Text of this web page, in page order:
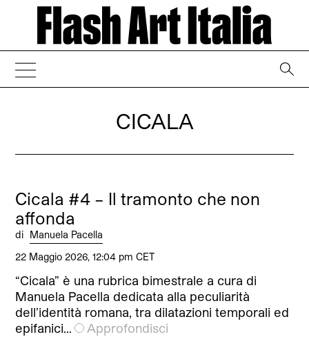
CICALA
Cicala #4 – Il tramonto che non
affonda
di Manuela Pacella
22 Maggio 2026, 12:04 pm CET
“Cicala” è una rubrica bimestrale a cura di
Manuela Pacella dedicata alla peculiarità
dell’identità romana, tra dilatazioni temporali ed
epifanici…
Approfondisci